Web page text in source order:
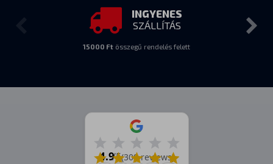
INGYENES
SZÁLLÍTÁS
15000 Ft összegű rendelés felett
4.9/5(309 reviews)